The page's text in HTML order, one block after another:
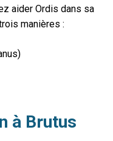
aider Ordis dans sa
manières :
à Brutus